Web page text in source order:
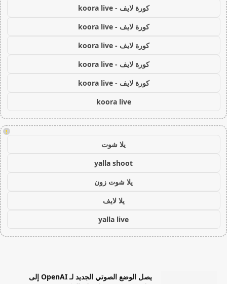
كورة لايف - koora live
كورة لايف - koora live
كورة لايف - koora live
كورة لايف - koora live
كورة لايف - koora live
koora live
!
يلا شوت
yalla shoot
يلا شوت زون
يلا لايف
yalla live
يصل الوضع الصوتي الجديد لـ OpenAI إلى